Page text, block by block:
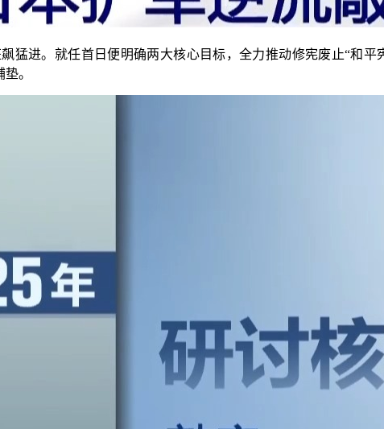
进。就任首日便明确两大核心目标，全力推动修宪废止“和平
。